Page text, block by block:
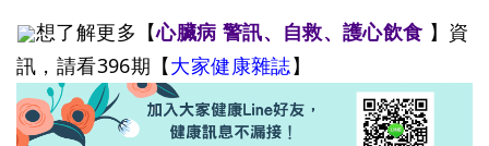
想了解更多【心臟病 警訊、自救、護心飲食 】資
訊，請看396期【大家健康雜誌】